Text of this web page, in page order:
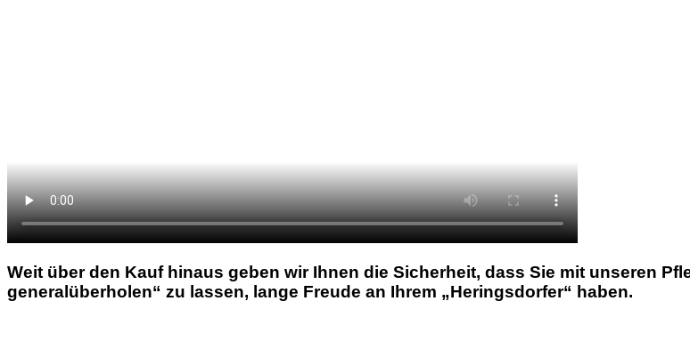
Weit über den Kauf hinaus geben wir Ihnen die Sicherheit, dass Sie mit unseren
generalüberholen“ zu lassen, lange Freude an Ihrem „Heringsdorfer“ haben.